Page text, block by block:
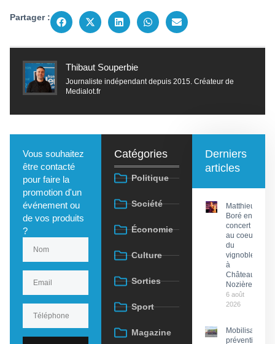
Partager :
Thibaut Souperbie
Journaliste indépendant depuis 2015. Créateur de
Medialot.fr
Vous souhaitez
être contacté
pour faire la
promotion d'un
événement ou
de vos produits
?
Catégories
Politique
Société
Économie
Culture
Sorties
Sport
Magazine
Derniers
articles
Matthieu
Boré en
concert
au coeur
du
vignoble
à
Château
Nozières
6 août
2026
Mobilisation
préventive